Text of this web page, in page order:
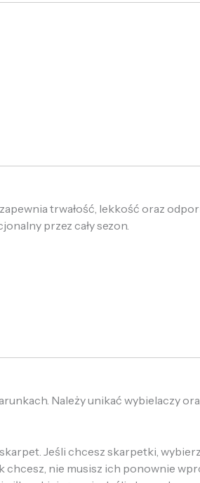
trwałość, lekkość oraz
przez cały sezon.
Należy unikać wybielaczy
Jeśli chcesz skarpetki,
nie musisz ich ponownie